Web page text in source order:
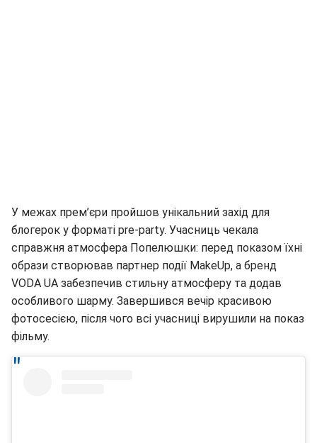
У межах прем’єри пройшов унікальний захід для
блогерок у форматі pre-party. Учасниць чекала
справжня атмосфера Попелюшки: перед показом їхні
образи створював партнер події MakeUp, а бренд
VODA UA забезпечив стильну атмосферу та додав
особливого шарму. Завершився вечір красивою
фотосесією, після чого всі учасниці вирушили на показ
фільму.